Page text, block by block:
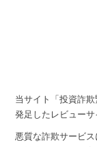
当サイト「投資詐
発足したレビューサ
悪質な詐欺サービ